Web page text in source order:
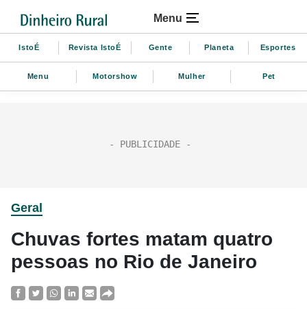
Menu
IstoÉ Revista IstoÉ Gente Planeta Esportes
Menu Motorshow Mulher Pet
Geral
Chuvas fortes matam quatro
pessoas no Rio de Janeiro